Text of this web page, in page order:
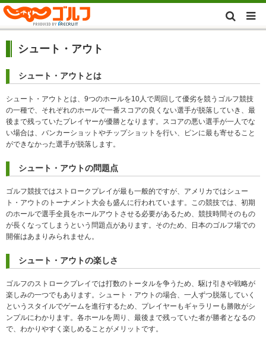
シュート・アウト
シュート・アウトとは
シュート・アウトとは、9つのホールを10人で周回して優劣を競うゴルフ競技
の一種で、それぞれのホールで一番スコアの良くない選手が脱落していき、最
後まで残っていたプレイヤーが優勝となります。スコアの悪い選手が一人でな
い場合は、バンカーショットやチップショットを行い、ピンに最も寄せること
ができなかった選手が脱落します。
シュート・アウトの問題点
ゴルフ競技ではストロークプレイが最も一般的ですが、アメリカではシュー
ト・アウトのトーナメント大会も盛んに行われています。この競技では、初期
のホールで選手全員をホールアウトさせる必要があるため、競技時間そのもの
が長くなってしまうという問題点があります。そのため、日本のゴルフ場での
開催はあまりみられません。
シュート・アウトの楽しさ
ゴルフのストロークプレイでは打数のトータルを争うため、駆け引きや戦略が
楽しみの一つでもあります。シュート・アウトの場合、一人ずつ脱落していく
というスタイルでゲームを進行するため、プレイヤーもギャラリーも勝敗がシ
ンプルにわかります。各ホールを周り、最後まで残っていた者が勝者となるの
で、わかりやすく楽しめることがメリットです。